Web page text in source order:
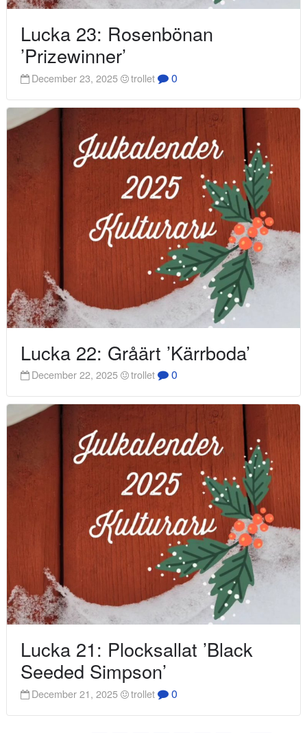
Lucka 23: Rosenbönan
’Prizewinner’
December 23, 2025 trollet 0
Lucka 22: Gråärt ’Kärrboda’
December 22, 2025 trollet 0
Lucka 21: Plocksallat ’Black
Seeded Simpson’
December 21, 2025 trollet 0